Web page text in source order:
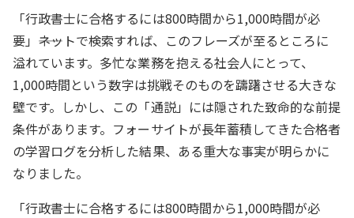
「行政書士に合格するには800時間から1,000時間が必
要」――ネットで検索すれば、このフレーズが至るところに
溢れています。多忙な業務を抱える社会人にとって、
1,000時間という数字は挑戦そのものを躊躇させる大きな
壁です。しかし、この「通説」には隠された致命的な前提
条件があります。フォーサイトが長年蓄積してきた合格者
の学習ログを分析した結果、ある重大な事実が明らかに
なりました。
「行政書士に合格するには800時間から1,000時間が必